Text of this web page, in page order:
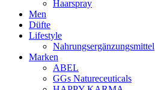
Haarspray
Men
Düfte
Lifestyle
Nahrungsergänzungsmittel
Marken
ABEL
GGs Natureceuticals